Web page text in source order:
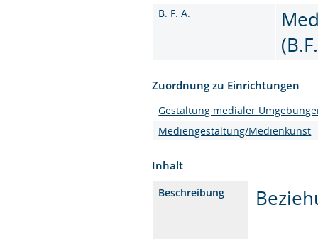
B. F. A.
Zuordnung zu Einrichtungen
Gestaltung medialer
Mediengestaltung/Medienkunst
Inhalt
Beschreibung